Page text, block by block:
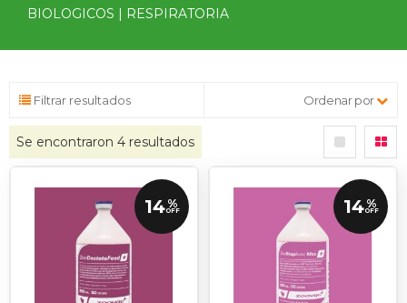
BIOLOGICOS | RESPIRATORIA
Filtrar resultados Ordenar por
Se encontraron 4 resultados
14 %
OFF 14 %
OFF